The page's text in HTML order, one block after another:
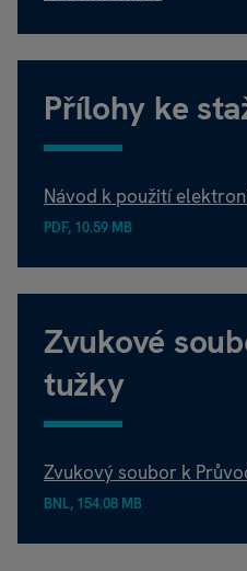
Přílohy ke
Návod k použití
PDF, 10.59 MB
Zvukové
tužky
Zvukový soubor k
BNL, 154.08 MB